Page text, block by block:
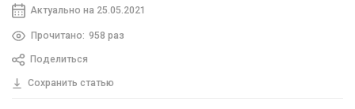
Актуально на 25.05.2021
Прочитано: 958 раз
Поделиться
Сохранить статью